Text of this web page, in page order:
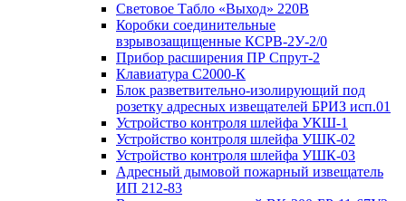
Световое Табло «Выход» 220В
Коробки соединительные
взрывозащищенные КСРВ-2У-2/0
Прибор расширения ПР Спрут-2
Клавиатура С2000-К
Блок разветвительно-изолирующий под
розетку адресных извещателей БРИЗ исп.01
Устройство контроля шлейфа УКШ-1
Устройство контроля шлейфа УШК-02
Устройство контроля шлейфа УШК-03
Адресный дымовой пожарный извещатель
ИП 212-83